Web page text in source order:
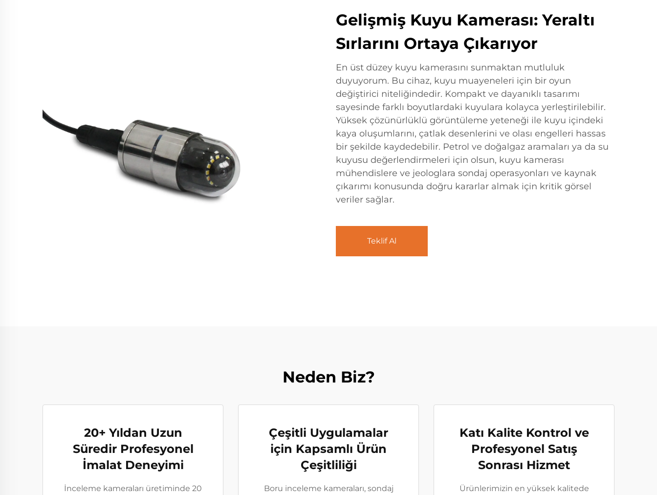
Gelişmiş Kuyu Kamerası: Yeraltı
Sırlarını Ortaya Çıkarıyor
En üst düzey kuyu kamerasını sunmaktan mutluluk
duyuyorum. Bu cihaz, kuyu muayeneleri için bir oyun
değiştirici niteliğindedir. Kompakt ve dayanıklı tasarımı
sayesinde farklı boyutlardaki kuyulara kolayca yerleştirilebilir.
Yüksek çözünürlüklü görüntüleme yeteneği ile kuyu içindeki
kaya oluşumlarını, çatlak desenlerini ve olası engelleri hassas
bir şekilde kaydedebilir. Petrol ve doğalgaz aramaları ya da su
kuyusu değerlendirmeleri için olsun, kuyu kamerası
mühendislere ve jeologlara sondaj operasyonları ve kaynak
çıkarımı konusunda doğru kararlar almak için kritik görsel
veriler sağlar.
Teklif Al
Neden Biz?
20+ Yıldan Uzun
Süredir Profesyonel
İmalat Deneyimi
İnceleme kameraları üretiminde 20
Çeşitli Uygulamalar
için Kapsamlı Ürün
Çeşitliliği
Boru inceleme kameraları, sondaj
Katı Kalite Kontrol ve
Profesyonel Satış
Sonrası Hizmet
Ürünlerimizin en yüksek kalitede